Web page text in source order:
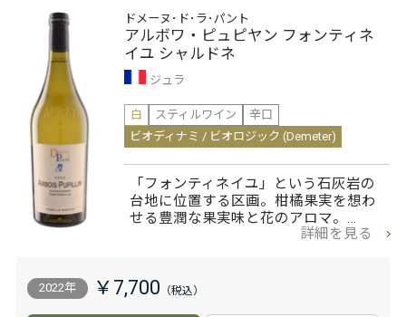
ドメーヌ･ド･ラ･パント
アルボワ・ピュピヤン フォンティネ
イユ シャルドネ
ジュラ
白
スティルワイン
辛口
ビオディナミ / ビオロジック (Demeter)
「フォンティネイユ」という石灰岩の
台地に位置する区画。柑橘果実を想わ
せる豊潤な果実味と花のアロマ。…
詳細を見る
2022年 ￥7,700